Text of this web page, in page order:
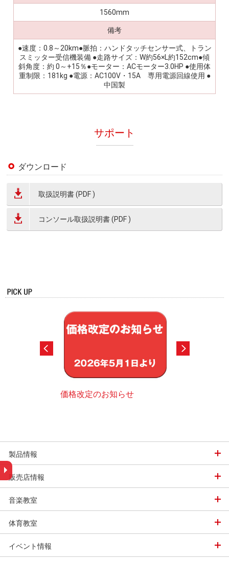
1560mm
備考
●速度：0.8～20km●脈拍：ハンドタッチセンサー式、トラン
スミッター受信機装備 ●走路サイズ：W約56×L約152cm●傾
斜角度：約 0～+15％●モーター：ACモーター3.0HP ●使用体
重制限：181kg ●電源：AC100V・15A 専用電源回線使用 ●
中国製
サポート
ダウンロード
取扱説明書 (PDF )
コンソール取扱説明書 (PDF )
価格改定のお知らせ
製品情報
販売店情報
音楽教室
体育教室
イベント情報